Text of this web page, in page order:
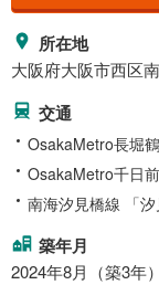
所在地
大阪府大阪市西区
交通
OsakaMetro長堀
OsakaMetro千日
南海汐見橋線 「
築年月
2024年8月（築3年）